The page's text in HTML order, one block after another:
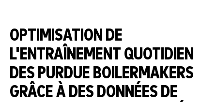
OPTIMISATION DE
L'ENTRAÎNEMENT QUOTIDIEN
DES PURDUE BOILERMAKERS
GRÂCE À DES DONNÉES DE